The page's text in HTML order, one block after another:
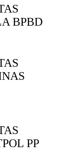
BPBD
PP